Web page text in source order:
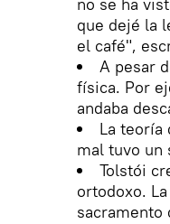
no se ha
que dejé la
el café",
A pesar
física. Por
andaba
La teoría
mal tuvo un
Tolstói
ortodoxo.
sacramento